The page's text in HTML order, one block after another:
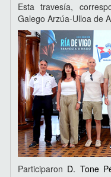
Esta travesía,
Galego Arzúa-Ulloa de
Participaron D. Tone